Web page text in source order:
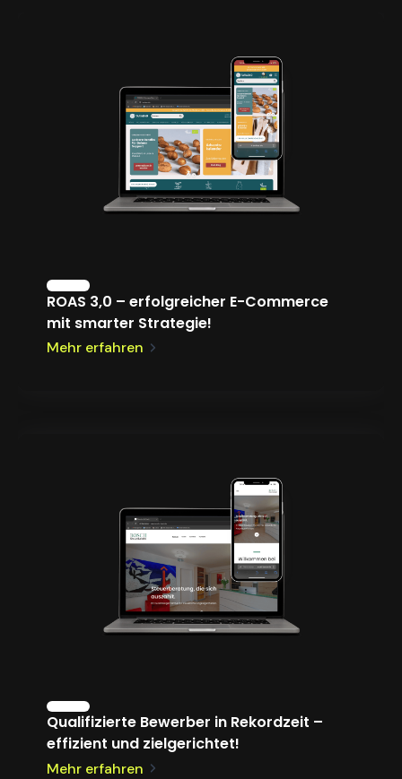
ROAS 3,0 – erfolgreicher E-Commerce
mit smarter Strategie!
Mehr erfahren
Qualifizierte Bewerber in Rekordzeit –
effizient und zielgerichtet!
Mehr erfahren